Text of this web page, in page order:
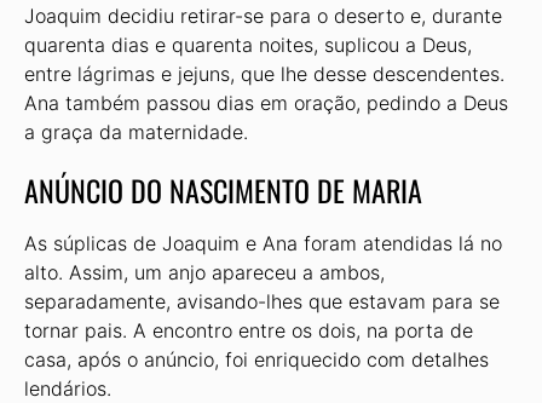
Joaquim decidiu retirar-se para o deserto e, durante
quarenta dias e quarenta noites, suplicou a Deus,
entre lágrimas e jejuns, que lhe desse descendentes.
Ana também passou dias em oração, pedindo a Deus
a graça da maternidade.
ANÚNCIO DO NASCIMENTO DE MARIA
As súplicas de Joaquim e Ana foram atendidas lá no
alto. Assim, um anjo apareceu a ambos,
separadamente, avisando-lhes que estavam para se
tornar pais. A encontro entre os dois, na porta de
casa, após o anúncio, foi enriquecido com detalhes
lendários.